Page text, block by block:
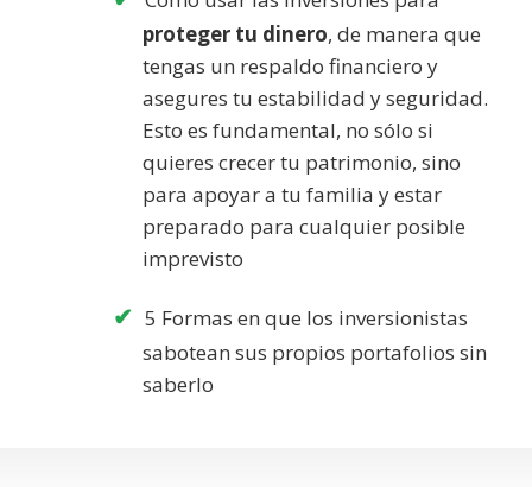
proteger tu dinero, de manera que
tengas un respaldo financiero y
asegures tu estabilidad y seguridad.
Esto es fundamental, no sólo si
quieres crecer tu patrimonio, sino
para apoyar a tu familia y estar
preparado para cualquier posible
imprevisto
5 Formas en que los inversionistas
sabotean sus propios portafolios sin
saberlo